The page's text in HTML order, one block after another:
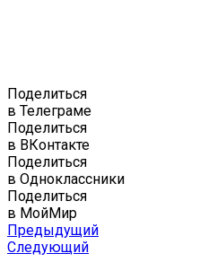
Поделиться
в Телеграме
Поделиться
в ВКонтакте
Поделиться
в Одноклассники
Поделиться
в МойМир
Предыдущий
Следующий